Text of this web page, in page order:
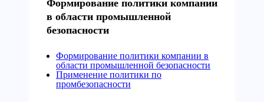
Формирование политики компании
в области промышленной
безопасности
Формирование политики компании в
области промышленной безопасности
Применение политики по
промбезопасности